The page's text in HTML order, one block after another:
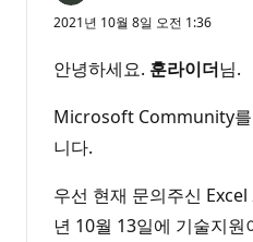
2021년 10월 8일 오전 1:36
안녕하세요. 훈라이더님.
Microsoft Community를
니다.
우선 현재 문의주신
년 10월 13일에 기술지